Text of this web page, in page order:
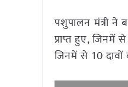
पशुपालन मंत्री ने
प्राप्त हुए,
जिनमें से 10